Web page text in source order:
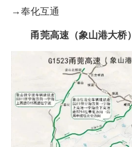
→奉化互通
甬莞高速（象山港大桥）